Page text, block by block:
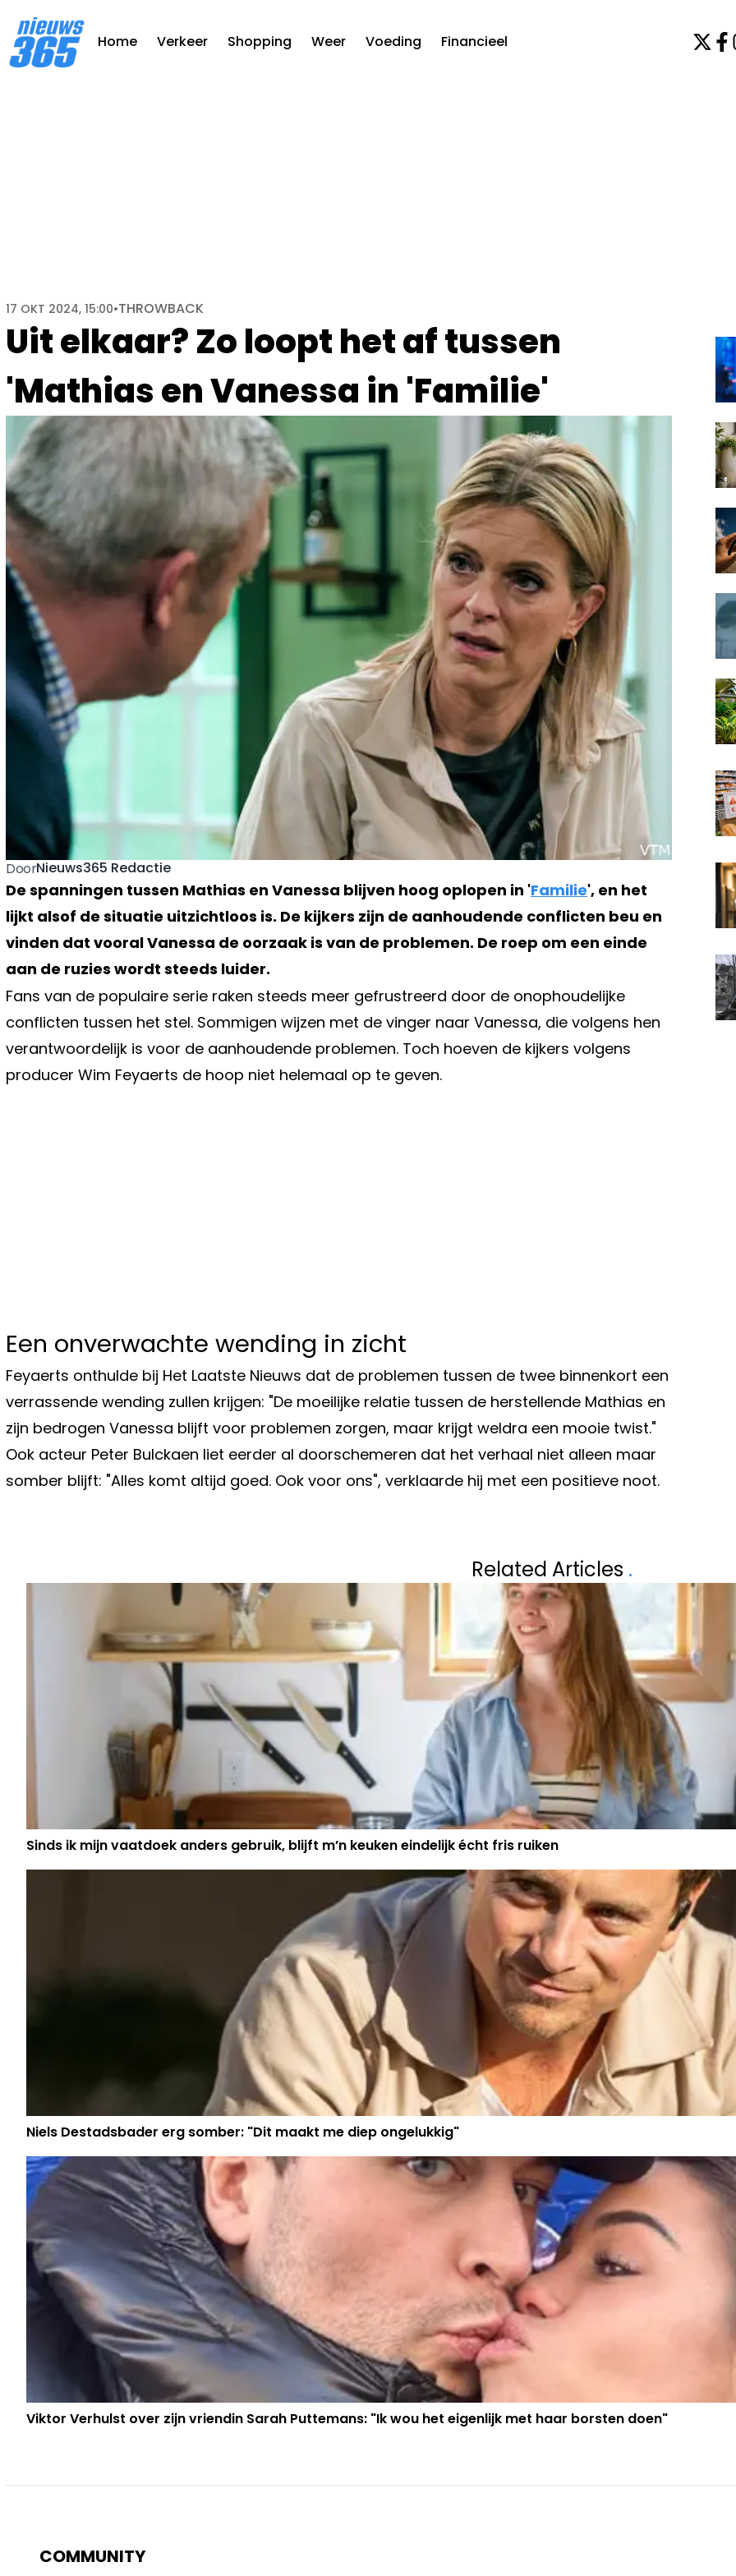
Home Verkeer Shopping Weer Voeding Financieel
Uit elkaar? Zo loopt het af tussen
'Mathias en Vanessa in 'Familie'
17 OKT 2024, 15:00•THROWBACK
DoorNieuws365 Redactie
De spanningen tussen Mathias en Vanessa blijven hoog oplopen in 'Familie', en het
lijkt alsof de situatie uitzichtloos is. De kijkers zijn de aanhoudende conflicten beu en
vinden dat vooral Vanessa de oorzaak is van de problemen. De roep om een einde
aan de ruzies wordt steeds luider.
Fans van de populaire serie raken steeds meer gefrustreerd door de onophoudelijke
conflicten tussen het stel. Sommigen wijzen met de vinger naar Vanessa, die volgens hen
verantwoordelijk is voor de aanhoudende problemen. Toch hoeven de kijkers volgens
producer Wim Feyaerts de hoop niet helemaal op te geven.
Een onverwachte wending in zicht
Feyaerts onthulde bij Het Laatste Nieuws dat de problemen tussen de twee binnenkort een
verrassende wending zullen krijgen: "De moeilijke relatie tussen de herstellende Mathias en
zijn bedrogen Vanessa blijft voor problemen zorgen, maar krijgt weldra een mooie twist."
Ook acteur Peter Bulckaen liet eerder al doorschemeren dat het verhaal niet alleen maar
somber blijft: "Alles komt altijd goed. Ook voor ons", verklaarde hij met een positieve noot.
TE MELDEN OVER ZIJN ZOONTJE ROMAN
KARLIEN UIT
IN: "IK HEB HET
Related Articles .
Sinds ik mijn vaatdoek anders gebruik, blijft m’n keuken eindelijk écht fris ruiken
Niels Destadsbader erg somber: "Dit maakt me diep ongelukkig"
Viktor Verhulst over zijn vriendin Sarah Puttemans: "Ik wou het eigenlijk met haar borsten doen"
COMMUNITY